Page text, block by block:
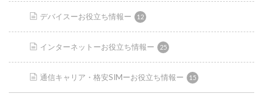
デバイスーお役立ち情報ー 12
インターネットーお役立ち情報ー 25
通信キャリア・格安SIMーお役立ち情報ー 15